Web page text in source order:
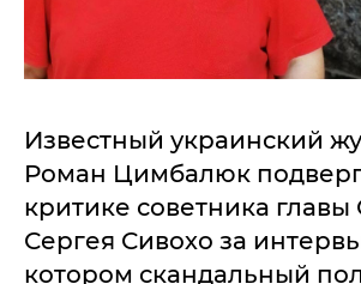
Известный украинский
Роман Цимбалюк
критике советника
Сергея Сивохо за
котором скандальный